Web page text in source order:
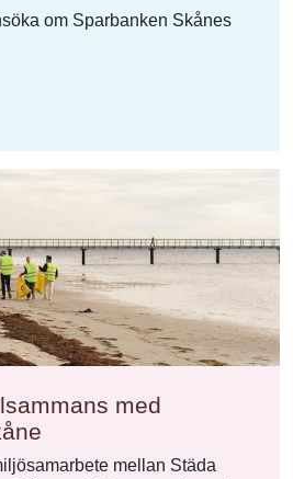
om Sparbanken Skånes
med
mellan Städa